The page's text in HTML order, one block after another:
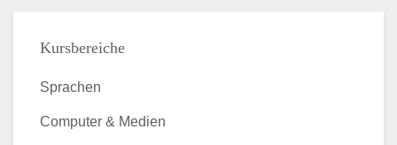
Kursbereiche
Sprachen
Computer & Medien